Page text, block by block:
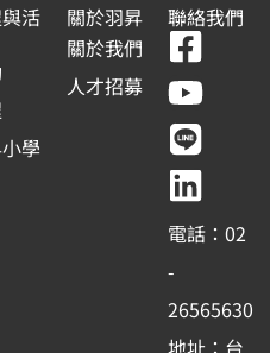
活
學
關於羽昇
關於我們
人才招募
聯絡我們
F
a
c
e
b
o
o
k
-
Y
o
u
t
u
b
e
L
i
n
e
L
i
n
k
e
d
i
n
電話：02
-
26565630
地址：台